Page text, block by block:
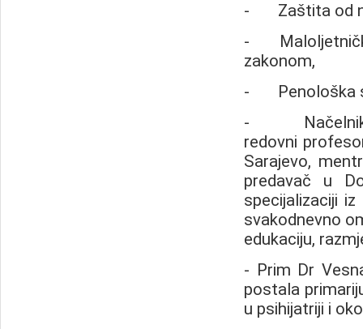
- Zaštita od
-
zakonom,
- Penološka
- Načelnik
redovni
Sarajevo,
predavač u
specijalizaciji
svakodnevno
edukaciju,
- Prim Dr
postala
u psihijatriji i